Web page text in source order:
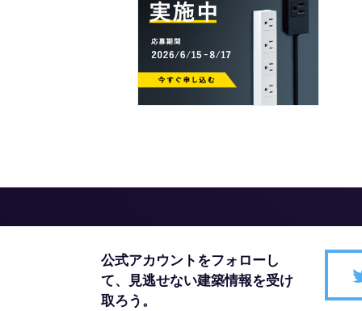
公式アカウントをフォローし
て、
見逃せない建築情報を受け
取ろう。